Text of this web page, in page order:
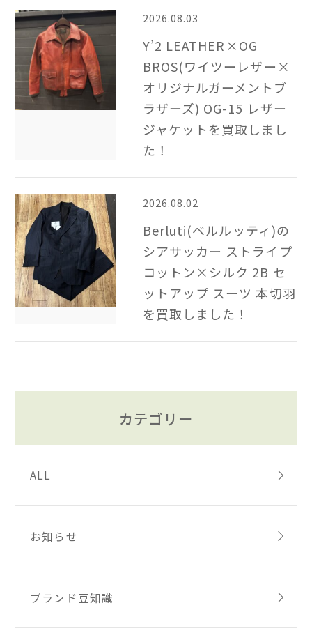
2026.08.03
Y’2 LEATHER×OG
BROS(ワイツーレザー×
オリジナルガーメントブ
ラザーズ) OG-15 レザー
ジャケットを買取しまし
た！
2026.08.02
Berluti(ベルルッティ)の
シアサッカー ストライプ
コットン×シルク 2B​ セ
ットアップ スーツ 本切羽
を買取しました！
カテゴリー
ALL
お知らせ
ブランド豆知識